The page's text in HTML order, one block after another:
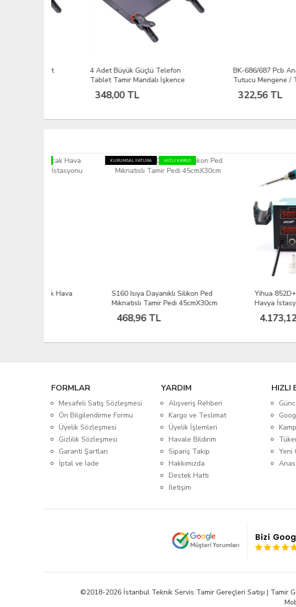
4 Adet Büyük Güçlü Telefon
Tablet Tamir Mandalı İşkence
115mmx85
348,00 TL
BK-686/687 Pcb Anakart
Tutucu Mengene / Tamir
322,56 TL
KURUMSAL FATURA HIZLI KARGO
S160 Isıya Dayanıklı Silikon Ped
Mıknatıslı Tamir Pedi 45cmX30cm
Yihua 852D+ Sıcak Hava
Havya İstasyonu
4.173,12 TL
FORMLAR
Mesafeli Satış Sözleşmesi
Ön Bilgilendirme Formu
Üyelik Sözleşmesi
Gizlilik Sözleşmesi
Garanti Şartları
İptal ve İade
YARDIM
Alışveriş Rehberi
Kargo ve Teslimat
Üyelik İşlemleri
Havale Bildirim
Sipariş Takip
Hakkımızda
Destek Hattı
İletişim
HIZLI
Yeni
©2018-2026 İstanbul Teknik Servis Tamir Gereçleri Satışı | Tamir